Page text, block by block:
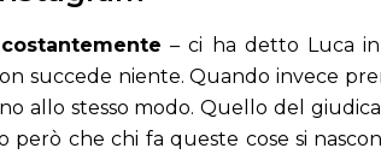
– ci ha detto Luca
succede niente. Quando invece
allo stesso modo. Quello del
però che chi fa queste cose si